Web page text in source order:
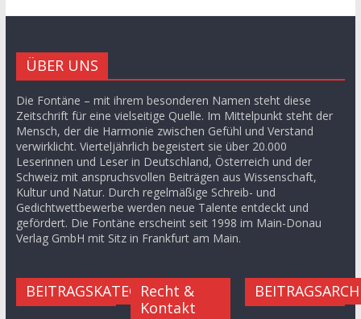
ÜBER UNS
Die Fontäne – mit ihrem besonderen Namen steht diese
Zeitschrift für eine vielseitige Quelle. Im Mittelpunkt steht der
Mensch, der die Harmonie zwischen Gefühl und Verstand
verwirklicht. Vierteljährlich begeistert sie über 20.000
Leserinnen und Leser in Deutschland, Österreich und der
Schweiz mit anspruchsvollen Beiträgen aus Wissenschaft,
Kultur und Natur. Durch regelmäßige Schreib- und
Gedichtwettbewerbe werden neue Talente entdeckt und
gefördert. Die Fontäne erscheint seit 1998 im Main-Donau
Verlag GmbH mit Sitz in Frankfurt am Main.
BEITRAGSKATEGORIEN
Recht &
Kontakt